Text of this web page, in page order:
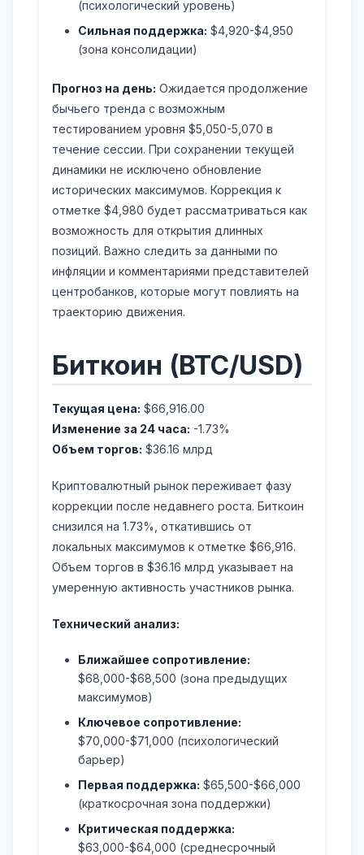
(психологический уровень)
Сильная поддержка: $4,920-$4,950
(зона консолидации)
Прогноз на день: Ожидается продолжение
бычьего тренда с возможным
тестированием уровня $5,050-5,070 в
течение сессии. При сохранении текущей
динамики не исключено обновление
исторических максимумов. Коррекция к
отметке $4,980 будет рассматриваться как
возможность для открытия длинных
позиций. Важно следить за данными по
инфляции и комментариями представителей
центробанков, которые могут повлиять на
траекторию движения.
Биткоин (BTC/USD)
Текущая цена: $66,916.00
Изменение за 24 часа: -1.73%
Объем торгов: $36.16 млрд
Криптовалютный рынок переживает фазу
коррекции после недавнего роста. Биткоин
снизился на 1.73%, откатившись от
локальных максимумов к отметке $66,916.
Объем торгов в $36.16 млрд указывает на
умеренную активность участников рынка.
Технический анализ:
Ближайшее сопротивление:
$68,000-$68,500 (зона предыдущих
максимумов)
Ключевое сопротивление:
$70,000-$71,000 (психологический
барьер)
Первая поддержка: $65,500-$66,000
(краткосрочная зона поддержки)
Критическая поддержка:
$63,000-$64,000 (среднесрочный